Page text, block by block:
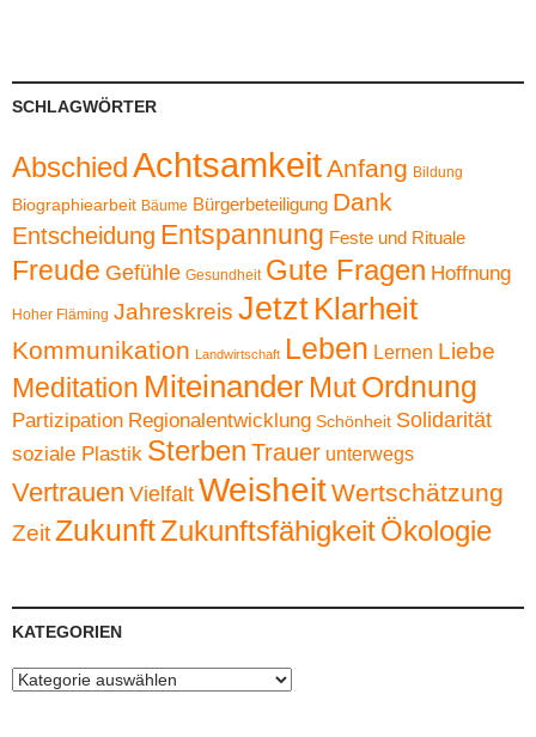
SCHLAGWÖRTER
AbschiedAchtsamkeitAnfang Bildung
Biographiearbeit Bäume Bürgerbeteiligung Dank
Entscheidung Entspannung Feste und Rituale
Freude Gefühle Gesundheit Gute Fragen Hoffnung
Hoher Fläming Jahreskreis Jetzt Klarheit
Kommunikation Landwirtschaft Leben Lernen Liebe
Meditation Miteinander MutOrdnung
Partizipation Regionalentwicklung Schönheit Solidarität
soziale Plastik Sterben Trauer unterwegs
Vertrauen Vielfalt WeisheitWertschätzung
ZeitZukunftZukunftsfähigkeitÖkologie
KATEGORIEN
Kategorien